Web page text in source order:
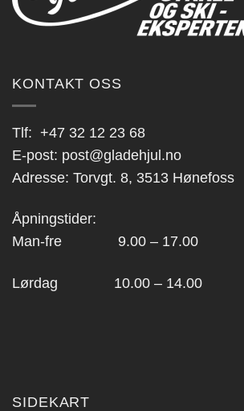
KONTAKT OSS
Tlf: +47 32 12 23 68
E-post: post@gladehjul.no
Adresse: Torvgt. 8, 3513 Hønefoss
Åpningstider:
Man-fre 9.00 – 17.00
Lørdag 10.00 – 14.00
SIDEKART